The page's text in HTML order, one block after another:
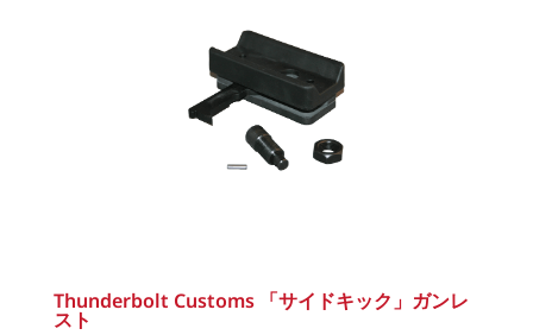
Thunderbolt Customs 「サイドキック」ガンレ
スト